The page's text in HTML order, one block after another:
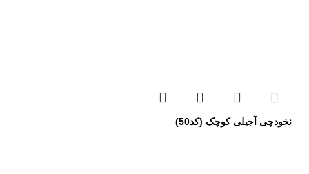
نخودچی آجیلی کوچک (کد50)